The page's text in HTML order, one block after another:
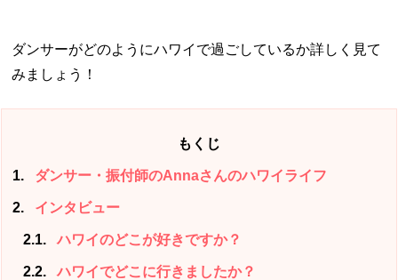
ダンサーがどのようにハワイで過ごしているか詳しく見て
みましょう！
もくじ
1 ダンサー・振付師のAnnaさんのハワイライフ
2 インタビュー
2.1 ハワイのどこが好きですか？
2.2 ハワイでどこに行きましたか？